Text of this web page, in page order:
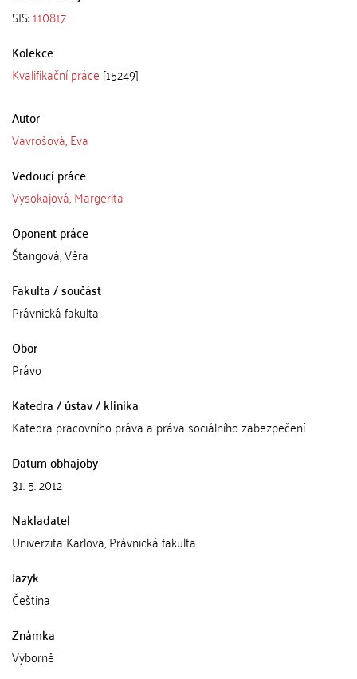
SIS:110817
Kolekce
Kvalifikační práce [15249]
Autor
Vavrošová, Eva
Vedoucí práce
Vysokajová, Margerita
Oponent práce
Štangová, Věra
Fakulta / součást
Právnická fakulta
Obor
Právo
Katedra / ústav / klinika
Katedra pracovního práva a práva sociálního zabezpečení
Datum obhajoby
31. 5. 2012
Nakladatel
Univerzita Karlova, Právnická fakulta
Jazyk
Čeština
Známka
Výborně